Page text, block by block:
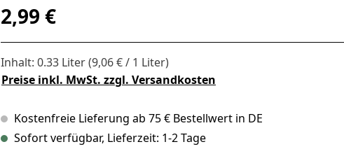
Regulärer Preis:
2,99 €
Inhalt: 0.33 Liter(9,06 € / 1 Liter)
Preise inkl. MwSt. zzgl. Versandkosten
Kostenfreie Lieferung ab 75 € Bestellwert in DE
Sofort verfügbar, Lieferzeit: 1-2 Tage